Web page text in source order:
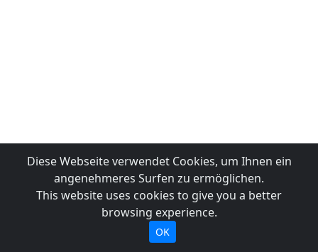
Diese Webseite verwendet Cookies, um Ihnen ein
angenehmeres Surfen zu ermöglichen.
This website uses cookies to give you a better
browsing experience.
OK